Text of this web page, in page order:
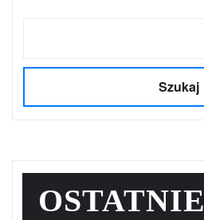
Szukaj
OSTATNIE